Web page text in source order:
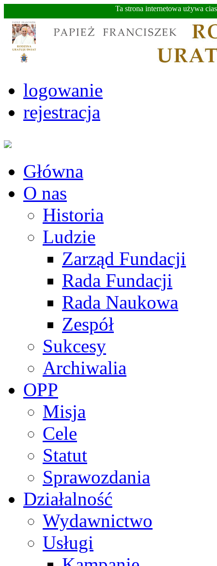
Ta strona internetowa używa
logowanie
rejestracja
Główna
O nas
Historia
Ludzie
Zarząd Fundacji
Rada Fundacji
Rada Naukowa
Zespół
Sukcesy
Archiwalia
OPP
Misja
Cele
Statut
Sprawozdania
Działalność
Wydawnictwo
Usługi